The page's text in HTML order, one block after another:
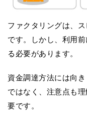
ファクタリングは、
です。しかし、利用
る必要があります。
資金調達方法には向
ではなく、注意点も
要です。